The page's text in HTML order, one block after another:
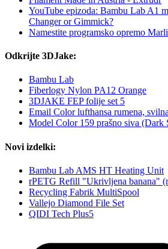
YouTube epizoda: Bambu Lab A1
Changer or Gimmick?
Namestite programsko opremo
Odkrijte 3DJake:
Bambu Lab
Fiberlogy Nylon PA12 Orange
3DJAKE FEP folije set 5
Email Color lufthansa rumena,
Model Color 159 prašno siva (Dark
Novi izdelki:
Bambu Lab AMS HT Heating Unit
rPETG Refill "Ukrivljena banana"
Recycling Fabrik MultiSpool
Vallejo Diamond File Set
QIDI Tech Plus5